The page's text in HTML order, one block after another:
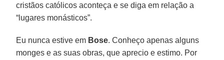
cristãos católicos aconteça e se diga em relação a
“lugares monásticos”.
Eu nunca estive em Bose. Conheço apenas alguns
monges e as suas obras, que aprecio e estimo. Por